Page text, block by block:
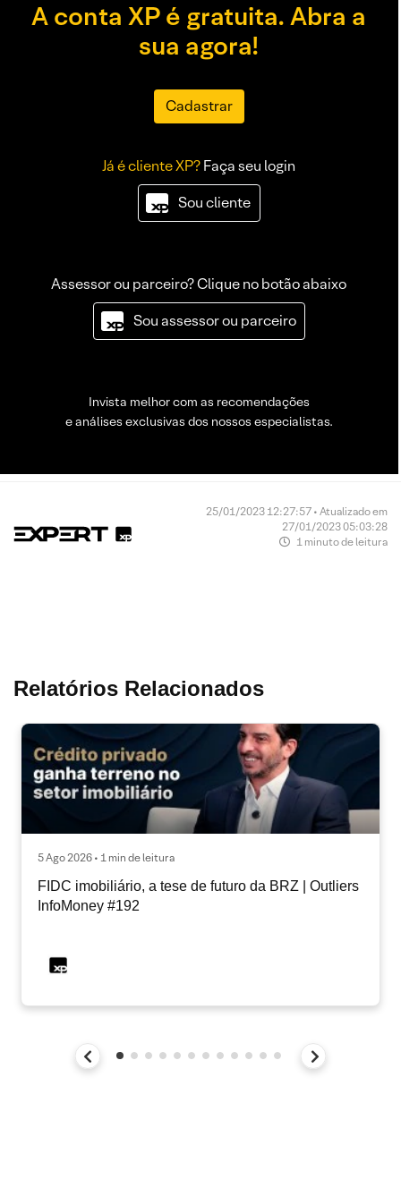
A conta XP é gratuita. Abra a
sua agora!
Cadastrar
Já é cliente XP?Faça seu login
Sou cliente
Assessor ou parceiro? Clique no botão abaixo
Sou assessor ou parceiro
Invista melhor com as recomendações
e análises exclusivas dos nossos especialistas.
25/01/2023 12:27:57 • Atualizado em
27/01/2023 05:03:28
1 minuto de leitura
Relatórios Relacionados
5 Ago 2026 • 1 min de leitura
FIDC imobiliário, a tese de futuro da BRZ | Outliers
InfoMoney #192